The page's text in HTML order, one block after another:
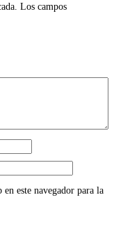
Los campos
este navegador para la